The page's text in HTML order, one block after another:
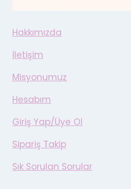
Hakkımızda
İletişim
Misyonumuz
Hesabım
Giriş Yap/Üye Ol
Sipariş Takip
Sık Sorulan Sorular